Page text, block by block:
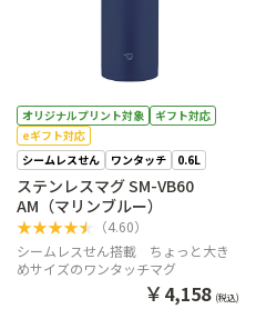
オリジナルプリント対象
ギフト対応
eギフト対応
シームレスせん
ワンタッチ 0.6L
ステンレスマグ SM-VB60
AM（マリンブルー）
★★★★★ （4.60）
シームレスせん搭載 ちょっと大き
めサイズのワンタッチマグ
￥4,158 (税込)